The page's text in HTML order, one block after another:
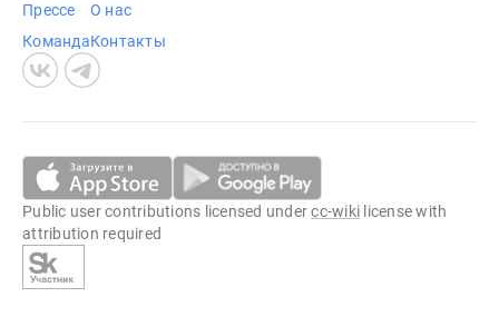
Прессе
Команда
О нас
Контакты
Public user contributions licensed undercc-wiki license with
attribution required